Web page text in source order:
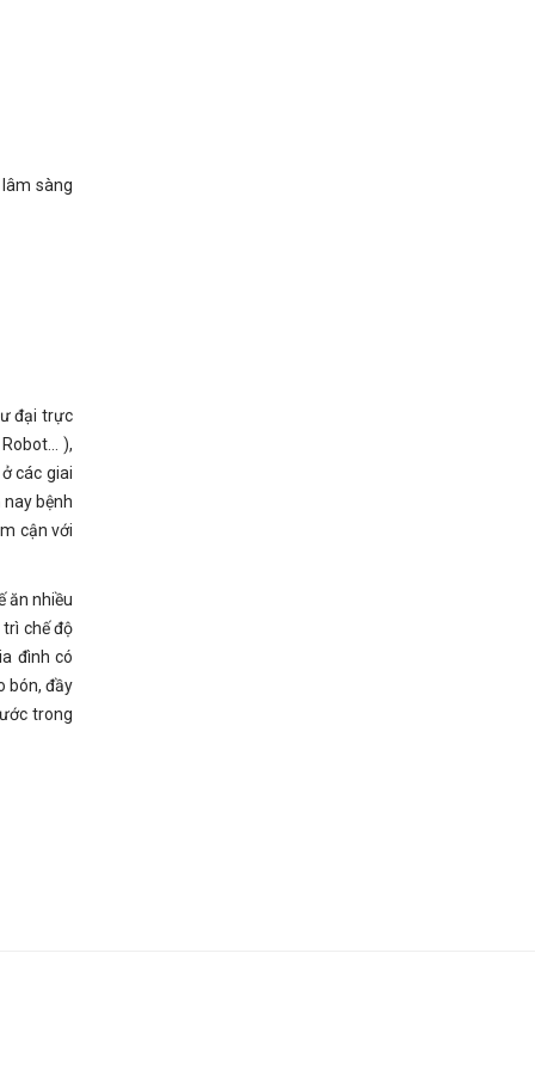
sàng
đại trực
),
các giai
bệnh
cận với
ăn nhiều
chế độ
đình có
bón, đầy
trong